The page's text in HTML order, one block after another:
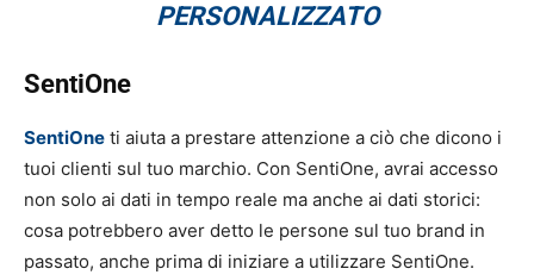
PERSONALIZZATO
SentiOne
SentiOne ti aiuta a prestare attenzione a ciò che dicono i
tuoi clienti sul tuo marchio. Con SentiOne, avrai accesso
non solo ai dati in tempo reale ma anche ai dati storici:
cosa potrebbero aver detto le persone sul tuo brand in
passato, anche prima di iniziare a utilizzare SentiOne.